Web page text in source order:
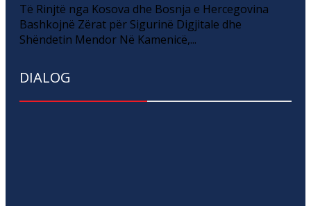
Të Rinjtë nga Kosova dhe Bosnja e Hercegovina
Bashkojnë Zërat për Sigurinë Digjitale dhe
Shëndetin Mendor Në Kamenicë,...
DIALOG